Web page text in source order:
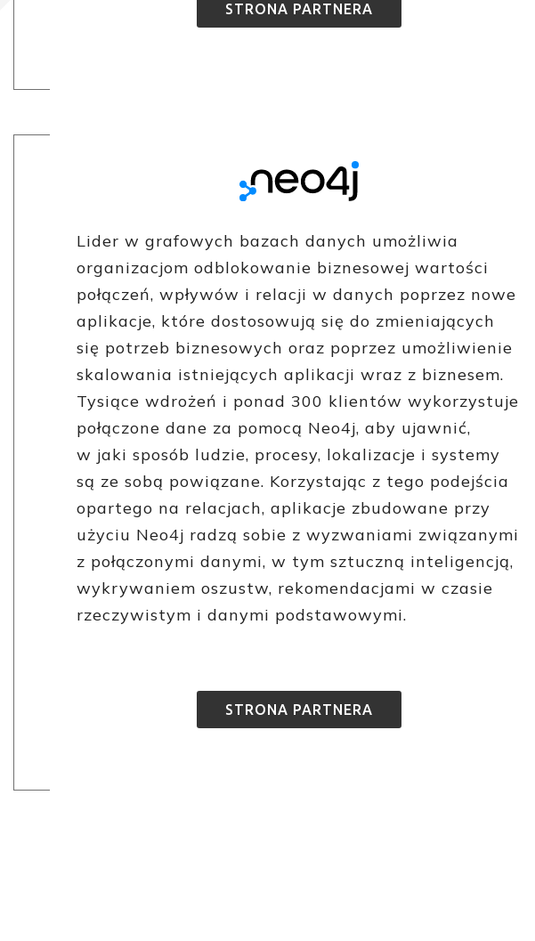
STRONA PARTNERA
Lider w grafowych bazach danych umożliwia
organizacjom odblokowanie biznesowej wartości
połączeń, wpływów i relacji w danych poprzez nowe
aplikacje, które dostosowują się do zmieniających
się potrzeb biznesowych oraz poprzez umożliwienie
skalowania istniejących aplikacji wraz z biznesem.
Tysiące wdrożeń i ponad 300 klientów wykorzystuje
połączone dane za pomocą Neo4j, aby ujawnić,
w jaki sposób ludzie, procesy, lokalizacje i systemy
są ze sobą powiązane. Korzystając z tego podejścia
opartego na relacjach, aplikacje zbudowane przy
użyciu Neo4j radzą sobie z wyzwaniami związanymi
z połączonymi danymi, w tym sztuczną inteligencją,
wykrywaniem oszustw, rekomendacjami w czasie
rzeczywistym i danymi podstawowymi.
STRONA PARTNERA